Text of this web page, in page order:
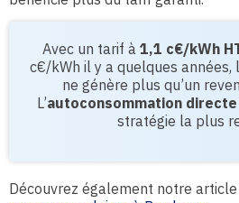
Avec un tarif à 1,1 c€/kWh
c€/kWh il y a quelques
ne génère plus qu’un
L’autoconsommation directe
stratégie la plus
Découvrez également notre article